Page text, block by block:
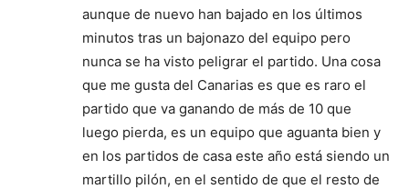
aunque de nuevo han bajado en los últimos
minutos tras un bajonazo del equipo pero
nunca se ha visto peligrar el partido. Una cosa
que me gusta del Canarias es que es raro el
partido que va ganando de más de 10 que
luego pierda, es un equipo que aguanta bien y
en los partidos de casa este año está siendo un
martillo pilón, en el sentido de que el resto de